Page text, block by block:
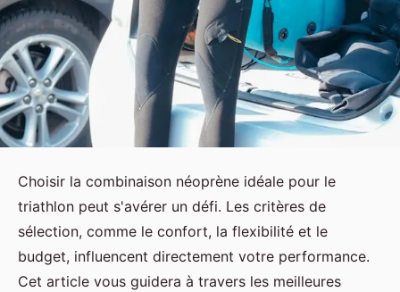
Choisir la combinaison néoprène idéale pour le
triathlon peut s'avérer un défi. Les critères de
sélection, comme le confort, la flexibilité et le
budget, influencent directement votre performance.
Cet article vous guidera à travers les meilleures